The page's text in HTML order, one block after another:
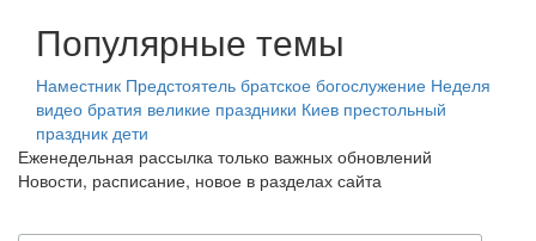
Популярные темы
Наместник Предстоятель братское богослужение Неделя
видео братия великие праздники Киев престольный
праздник дети
Еженедельная рассылка только важных обновлений
Новости, расписание, новое в разделах сайта